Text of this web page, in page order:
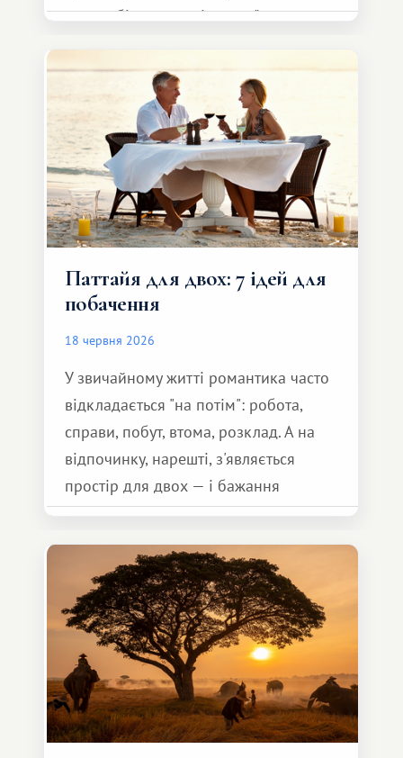
автомобіль та спокійно доїхати до
Паттайя для двох: 7 ідей для
побачення
18 червня 2026
У звичайному житті романтика часто
відкладається "на потім": робота,
справи, побут, втома, розклад. А на
відпочинку, нарешті, з'являється
простір для двох — і бажання
зробити для близької людини щось
особливе. Не обов'язково масштабне,
але тепле і незабутнє :)